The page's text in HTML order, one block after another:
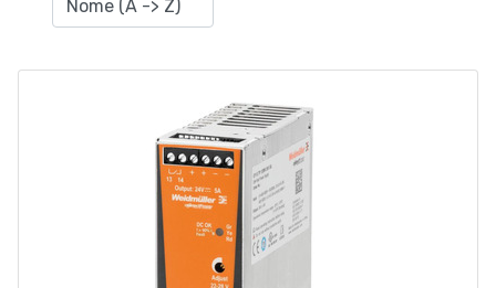
CAMPANHAS
EMPRESA
geral@luxivo.pt